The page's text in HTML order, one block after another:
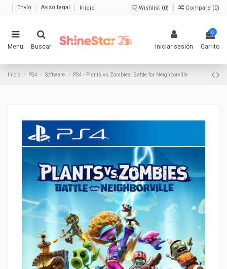
Envío Aviso legal Inicio Wishlist (0) Compare (0)
Menu Buscar Iniciar sesión
0
Carrito
Inicio PS4 Software PS4 - Plants vs Zombies: Battle for Neighborville